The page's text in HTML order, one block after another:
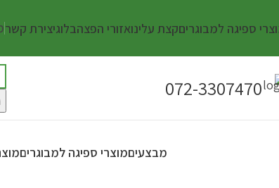
ספיגה למבוגריםקצת עלינואזורי הפצהבלוגיצירת קשר
072-3307470
מבצעיםמוצרי ספיגה למבוגרים